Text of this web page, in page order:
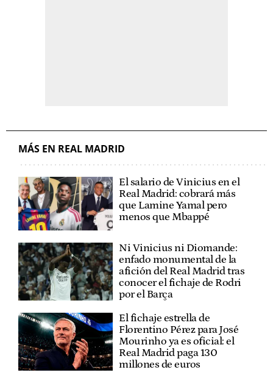
MÁS EN REAL MADRID
El salario de Vinicius en el
Real Madrid: cobrará más
que Lamine Yamal pero
menos que Mbappé
Ni Vinicius ni Diomande:
enfado monumental de la
afición del Real Madrid tras
conocer el fichaje de Rodri
por el Barça
El fichaje estrella de
Florentino Pérez para José
Mourinho ya es oficial: el
Real Madrid paga 130
millones de euros